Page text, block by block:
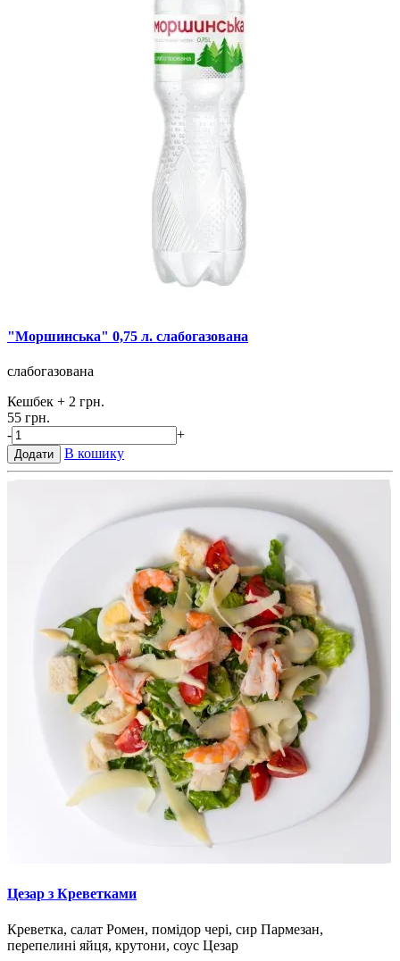
"Моршинська" 0,75 л. слабогазована
слабогазована
Кешбек + 2 грн.
55 грн.
-
+
Додати В кошику
Цезар з Креветками
Креветка, салат Ромен, помідор чері, сир Пармезан,
перепелині яйця, крутони, соус Цезар